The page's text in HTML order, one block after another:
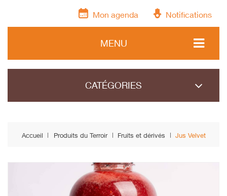
Mon agenda Notifications
MENU
CATÉGORIES
Accueil Produits du Terroir Fruits et dérivés Jus Velvet